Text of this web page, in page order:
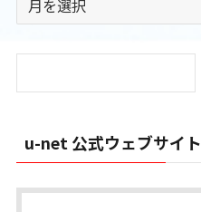
ー
ブ
u-net 公式ウェブサイト